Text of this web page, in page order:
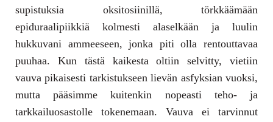
supistuksia oksitosiinillä, törkkäämään
epiduraalipiikkiä kolmesti alaselkään ja luulin
hukkuvani ammeeseen, jonka piti olla rentouttavaa
puuhaa. Kun tästä kaikesta oltiin selvitty, vietiin
vauva pikaisesti tarkistukseen lievän asfyksian vuoksi,
mutta pääsimme kuitenkin nopeasti teho- ja
tarkkailuosastolle tokenemaan. Vauva ei tarvinnut